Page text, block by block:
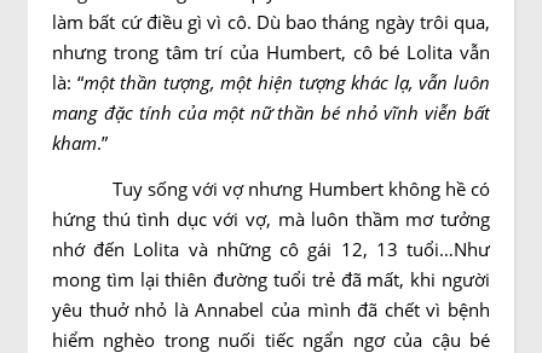
làm bất cứ điều gì vì cô. Dù bao tháng ngày trôi qua,
nhưng trong tâm trí của Humbert, cô bé Lolita vẫn
là: “một thần tượng, một hiện tượng khác lạ, vẫn luôn
mang đặc tính của một nữ thần bé nhỏ vĩnh viễn bất
kham.”
Tuy sống với vợ nhưng Humbert không hề có
hứng thú tình dục với vợ, mà luôn thầm mơ tưởng
nhớ đến Lolita và những cô gái 12, 13 tuổi…Như
mong tìm lại thiên đường tuổi trẻ đã mất, khi người
yêu thuở nhỏ là Annabel của mình đã chết vì bệnh
hiểm nghèo trong nuối tiếc ngẩn ngơ của cậu bé